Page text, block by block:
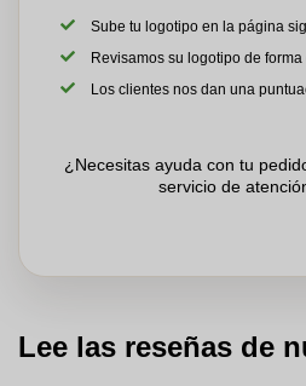
Sube tu logotipo en la página
Revisamos su logotipo de
Los clientes nos dan una
¿Necesitas ayuda con tu
servicio de
Lee las reseñas de